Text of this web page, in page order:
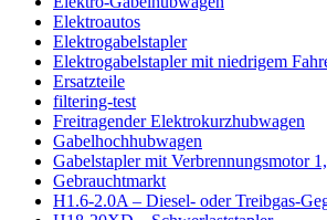
Elektroautos
Elektrogabelstapler
Elektrogabelstapler mit niedrigem
Ersatzteile
filtering-test
Freitragender Elektrokurzhubwagen
Gabelhochhubwagen
Gabelstapler mit Verbrennungsmotor
Gebrauchtmarkt
H1.6-2.0A – Diesel- oder Treibgas-